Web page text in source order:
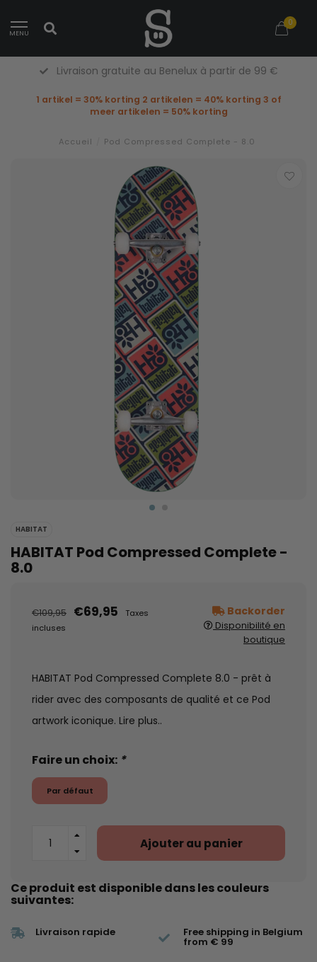
MENU
0
Livraison gratuite au Benelux à partir de 99 €
1 artikel = 30% korting 2 artikelen = 40% korting 3 of
meer artikelen = 50% korting
Accueil Pod Compressed Complete - 8.0
HABITAT
HABITAT Pod Compressed Complete -
8.0
€109,95 €69,95
Taxes
incluses
Backorder
Disponibilité en
boutique
HABITAT Pod Compressed Complete 8.0 - prêt à
rider avec des composants de qualité et ce Pod
artwork iconique. Lire plus..
Faire un choix: *
Par défaut
Ajouter au panier
Ce produit est disponible dans les couleurs
suivantes:
Livraison rapide Free shipping in Belgium
from € 99